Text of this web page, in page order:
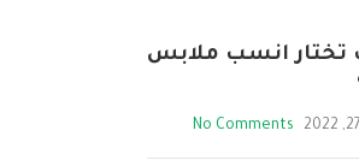
تختار انسب ملابس
No Comments